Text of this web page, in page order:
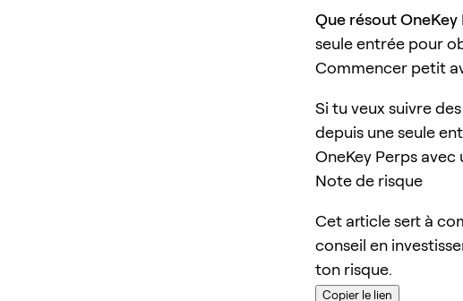
Que résout OneKey
seule entrée pour
Commencer petit
Si tu veux suivre
depuis une seule
OneKey Perps
Note de risque
Cet article sert à
conseil en
ton risque.
Copier le lien